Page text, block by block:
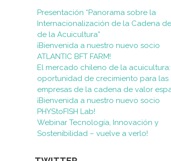
Presentación “Panorama sobre la
Internacionalización de la Cadena
de la Acuicultura”
¡Bienvenida a nuestro nuevo socio
ATLANTIC BFT FARM!
El mercado chileno de la acuicultura:
oportunidad de crecimiento para las
empresas de la cadena de valor
¡Bienvenida a nuestro nuevo socio
PHYStoFISH Lab!
Webinar Tecnología, Innovación y
Sostenibilidad – vuelve a verlo!